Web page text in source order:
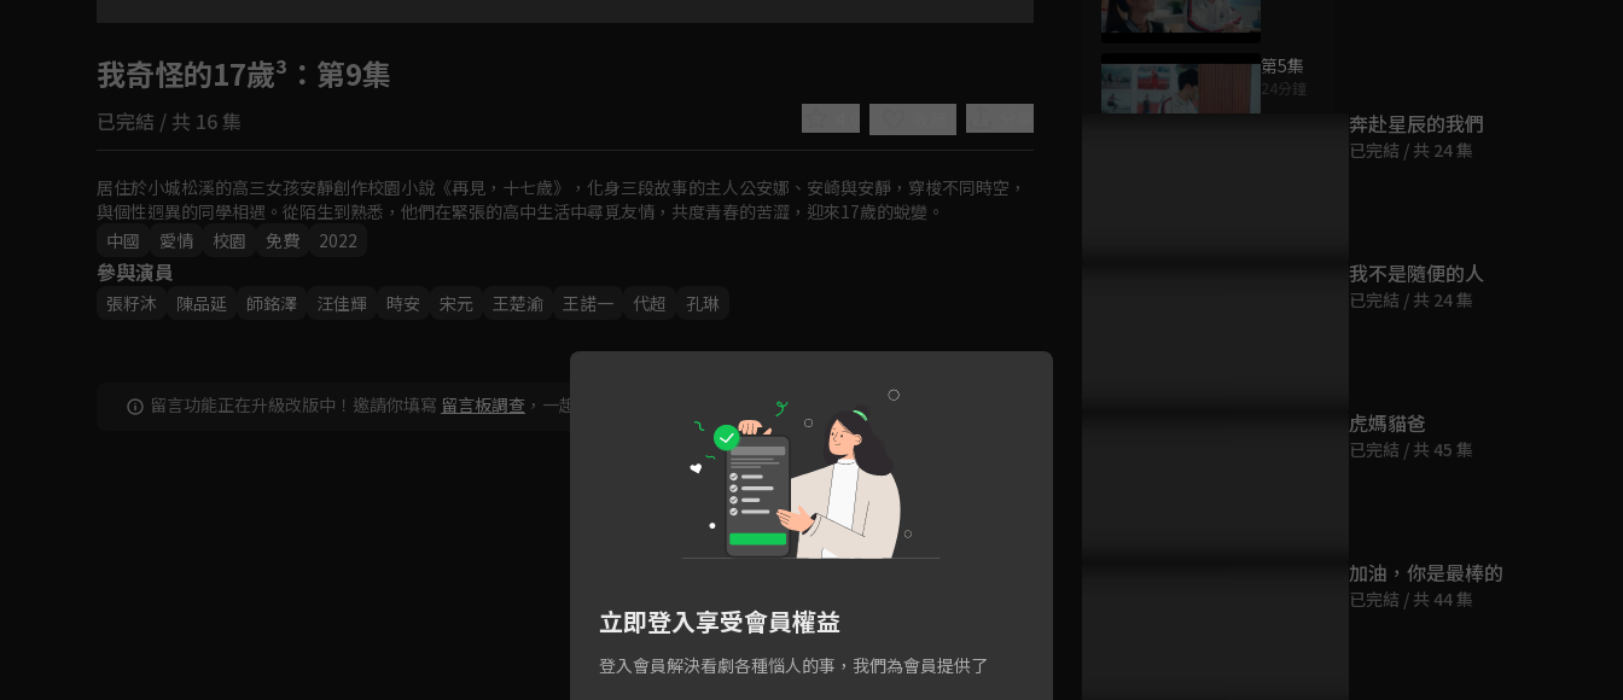
Play
Video
如有不便請見諒
第5集
24分鐘
我奇怪的17歲³ ：第9集
已完結 / 共 16 集
居住於小城松溪的高三女孩安靜創作校園小說《再見，十七歲》，化身三段故事的主人公安娜、安崎與安靜，穿梭不同時空，
與個性迥異的同學相遇。從陌生到熟悉，他們在緊張的高中生活中尋覓友情，共度青春的苦澀，迎來17歲的蛻變。
中國
愛情 校園 免費 2022
參與演員
張籽沐 陳品延 師銘澤 汪佳輝 時安 宋元 王楚渝 王諾一 代超 孔琳
留言功能正在升級改版中！邀請你填寫 留言板調查 ，一起共創新版留言功能！
為您推薦
奔赴星辰的我們
已完結 / 共 24 集
我不是隨便的人
已完結 / 共 24 集
虎媽貓爸
已完結 / 共 45 集
加油，你是最棒的
已完結 / 共 44 集
立即登入享受會員權益
登入會員解決看劇各種惱人的事，我們為會員提供了